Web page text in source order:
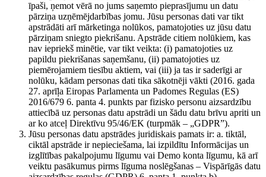
īpaši, ņemot vērā no jums saņemto pieprasījumu un datu
pārziņa uzņēmējdarbības jomu. Jūsu personas dati var tikt
apstrādāti arī mārketinga nolūkos, pamatojoties uz jūsu datu
pārziņam sniegto piekrišanu. Apstrāde citiem nolūkiem, kas
nav iepriekš minētie, var tikt veikta: (i) pamatojoties uz
papildu piekrišanas saņemšanu, (ii) pamatojoties uz
piemērojamiem tiesību aktiem, vai (iii) ja tas ir saderīgi ar
nolūku, kādam personas dati tika sākotnēji vākti (2016. gada
27. aprīļa Eiropas Parlamenta un Padomes Regulas (ES)
2016/679 6. panta 4. punkts par fizisko personu aizsardzību
attiecībā uz personas datu apstrādi un šādu datu brīvu apriti un
ar ko atceļ Direktīvu 95/46/EK (turpmāk – „GDPR”).
Jūsu personas datu apstrādes juridiskais pamats ir: a. tiktāl,
ciktāl apstrāde ir nepieciešama, lai izpildītu Informācijas un
izglītības pakalpojumu līgumu vai Demo konta līgumu, kā arī
veiktu pasākumus pirms līguma noslēgšanas – Vispārīgās datu